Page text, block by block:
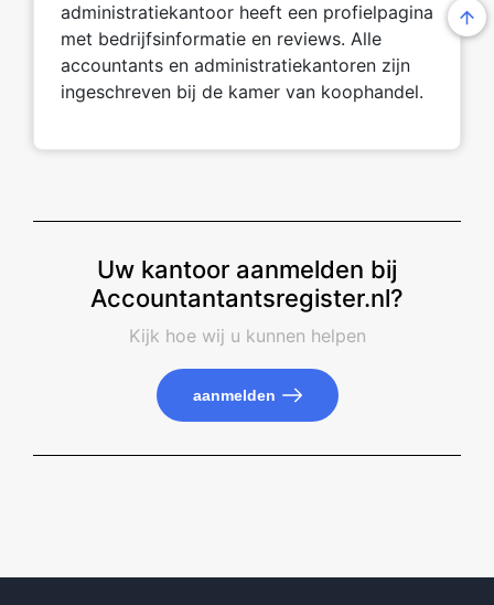
administratiekantoor heeft een profielpagina
met bedrijfsinformatie en reviews. Alle
accountants en administratiekantoren zijn
ingeschreven bij de kamer van koophandel.
Uw kantoor aanmelden bij
Accountantantsregister.nl?
Kijk hoe wij u kunnen helpen
aanmelden